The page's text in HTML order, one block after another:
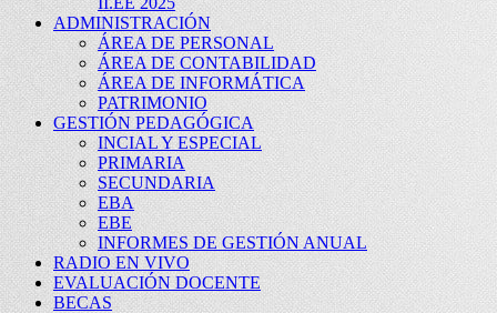
ADMINISTRACIÓN
ÁREA DE PERSONAL
ÁREA DE CONTABILIDAD
ÁREA DE INFORMÁTICA
PATRIMONIO
GESTIÓN PEDAGÓGICA
INCIAL Y ESPECIAL
PRIMARIA
SECUNDARIA
EBA
EBE
INFORMES DE GESTIÓN ANUAL
RADIO EN VIVO
EVALUACIÓN DOCENTE
BECAS